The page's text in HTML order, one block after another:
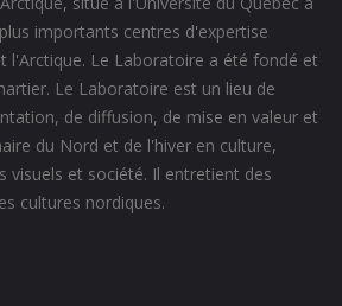
importants centres d'expertise
l'Arctique. Le Laboratoire a été fondé et
Le Laboratoire est un lieu de
de diffusion, de mise en valeur et
du Nord et de l'hiver en culture,
visuels et société. Il entretient des
cultures nordiques.